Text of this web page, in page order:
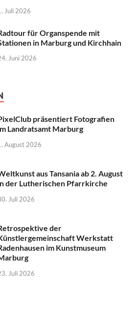
Juli 2026
für Organspende mit
in Marburg und Kirchhain
Juni 2026
präsentiert Fotografien
Landratsamt Marburg
August 2026
aus Tansania ab 2. August
der Lutherischen Pfarrkirche
Juli 2026
der
Werkstatt
im Kunstmuseum
Juli 2026